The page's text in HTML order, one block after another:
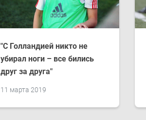
11 марта 2019
"С Голландией никто не
убирал ноги – все бились
друг за друга"